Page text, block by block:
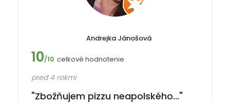
Andrejka Jánošová
10/10 celkové hodnotenie
pred 4 rokmi
"Zbožňujem pizzu neapolského..."